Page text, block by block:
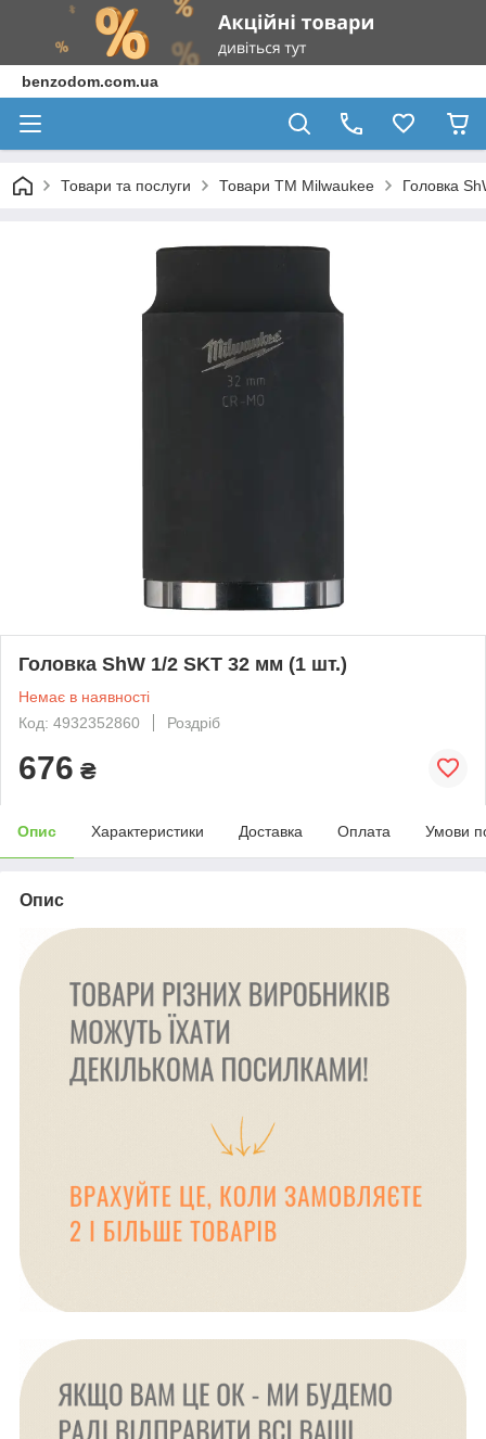
benzodom.com.ua
Товари та послуги Товари ТМ Milwaukee Головка
Головка ShW 1/2 SKT 32 мм (1 шт.)
Немає в наявності
Код: 4932352860
Роздріб
676 ₴
Опис Характеристики Доставка Оплата Умови
Опис